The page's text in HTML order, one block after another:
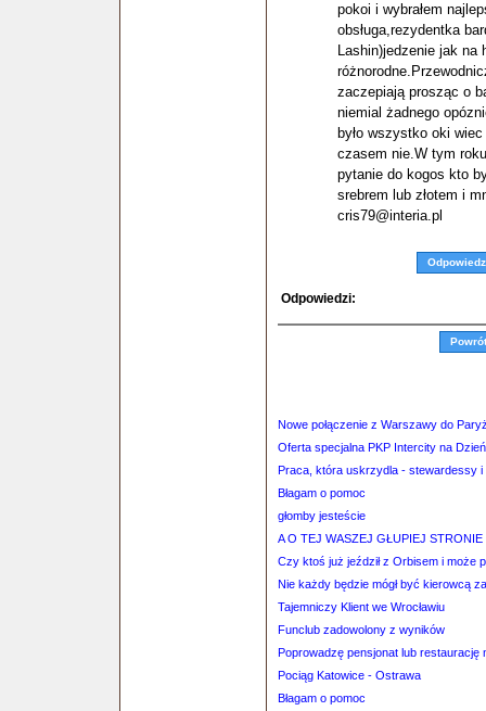
pokoi i wybrałem
obsługa,rezydentka
Lashin)jedzenie jak na
zaczepiają prosząc o
niemial żadnego
było wszystko oki
czasem nie.W tym
pytanie do kogos kto
srebrem lub złotem i
cris79@interia.pl
Odpowiedz
Odpowiedzi:
Nowe połączenie z Warszawy do
Oferta specjalna PKP Intercity na
Praca, która uskrzydla - stewardessy i
Błagam o pomoc
głomby jesteście
A O TEJ WASZEJ GŁUPIEJ STRONIE
Czy ktoś już jeździł z Orbisem i może
Nie każdy będzie mógł być kierowcą
Tajemniczy Klient we Wrocławiu
Funclub zadowolony z wyników
Poprowadzę pensjonat lub restaurację
Pociąg Katowice - Ostrawa
Błagam o pomoc